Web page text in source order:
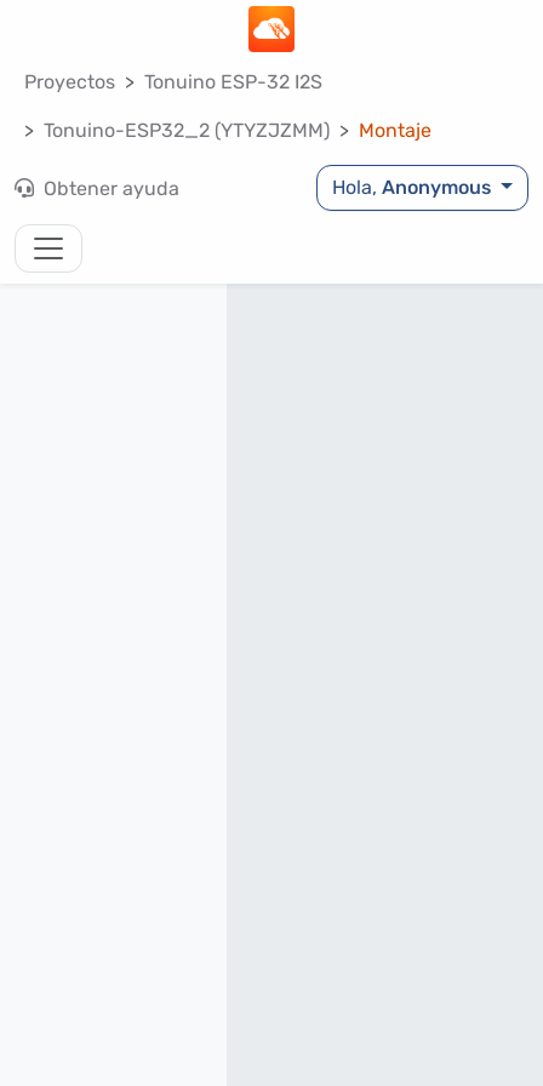
Proyectos Tonuino ESP-32 I2S
Tonuino-ESP32_2 (YTYZJZMM) Montaje
Obtener ayuda Hola,Anonymous